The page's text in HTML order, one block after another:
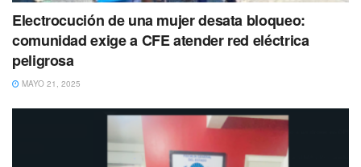
Electrocución de una mujer desata bloqueo:
comunidad exige a CFE atender red eléctrica
peligrosa
MAYO 21, 2025